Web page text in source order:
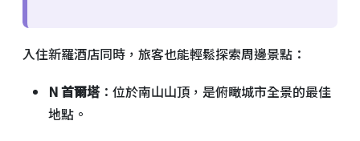
入住新羅酒店同時，旅客也能輕鬆探索周邊景點：
N 首爾塔 ：位於南山山頂，是俯瞰城市全景的最佳
地點。